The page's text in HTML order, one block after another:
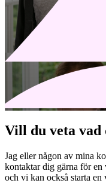
Vill du veta vad
Jag eller någon av mina
kontaktar dig gärna för
och vi kan också starta en